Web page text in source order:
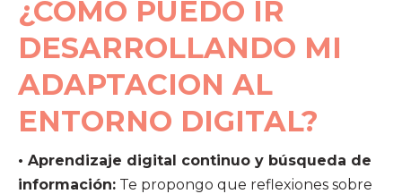
¿CÓMO PUEDO IR
DESARROLLANDO MI
ADAPTACION AL
ENTORNO DIGITAL?
• Aprendizaje digital continuo y búsqueda de
información: Te propongo que reflexiones sobre